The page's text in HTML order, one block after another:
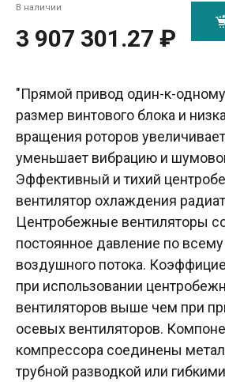
В наличии
3 907 301.27 ₽
"Прямой привод один-к-
размер винтового блока и
вращения роторов
уменьшает вибрацию и
Эффективный и тихий
вентилятор охлаждения
Центробежные вентиляторы
постоянное давление по
воздушного потока.
при использовании
вентиляторов выше чем при
осевых вентиляторов.
компрессора соединены
трубной разводкой или гибкими